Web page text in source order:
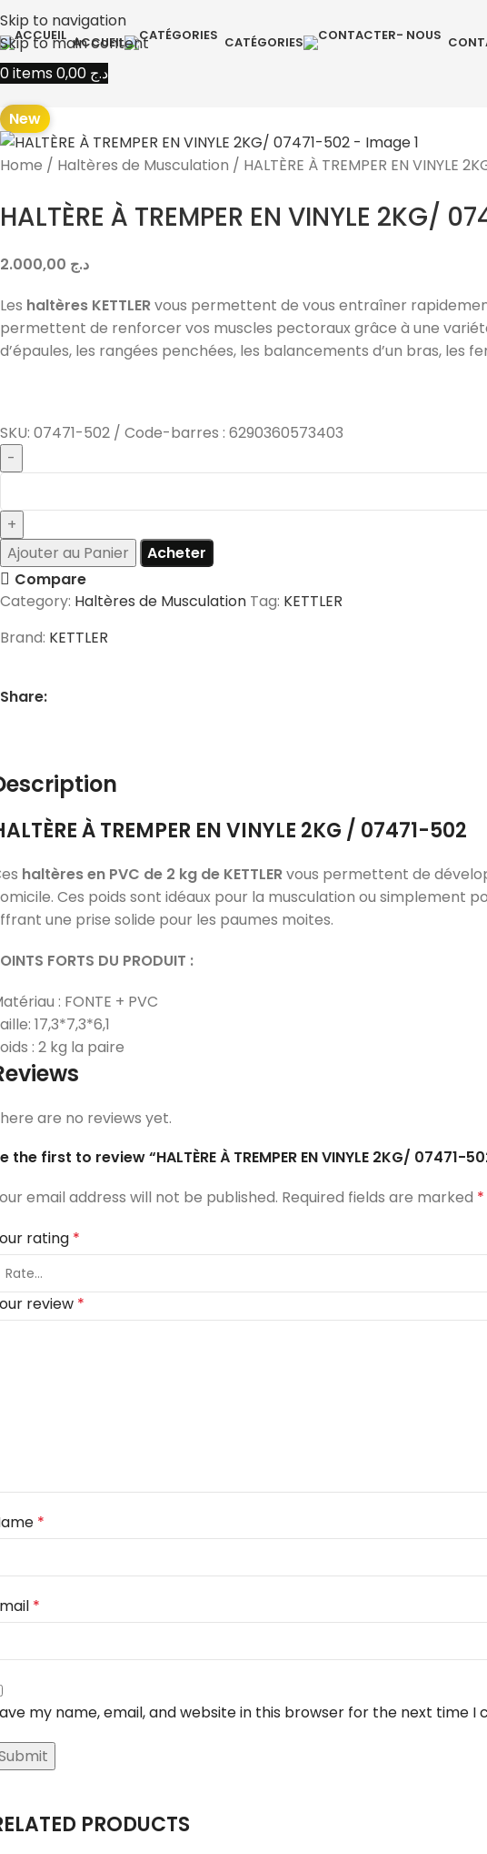
Skip to navigation
Skip to main content
ACCUEIL CATÉGORIES
0items د.ج
New
Home Haltères de Musculation
HALTÈRE À TREMPER EN VINYLE
HALTÈRE À TREMPER EN VINYLE 2KG/
د.ج
Les haltères KETTLERvous permettent de vous entraîner
permettent de renforcer vos muscles pectoraux grâce à une
d’épaules, les rangées penchées, les balancements d’un bras, les
SKU: 07471-502 / Code-barres : 6290360573403
Ajouter au Panier
Acheter
Compare
Category: Haltères de Musculation Tag: KETTLER
Brand: KETTLER
Share:
À TREMPER EN VINYLE 2KG / 07471-502
haltères en PVC de 2 kg de KETTLERvous permettent de
Ces poids sont idéaux pour la musculation ou simplement
une prise solide pour les paumes moites.
FORTS DU PRODUIT :
: FONTE + PVC
17,3*7,3*6,1
: 2 kg la paire
are no reviews yet.
the first to review “HALTÈRE À TREMPER EN VINYLE 2KG/ 07471-
email address will not be published. Required fields are marked *
rating *
review *
*
*
my name, email, and website in this browser for the next time I
PRODUCTS